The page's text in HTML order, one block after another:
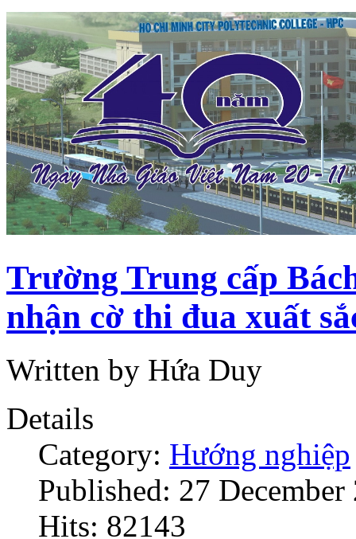
Trường Trung cấp
nhận cờ thi đua xuất
Written by Hứa Duy
Details
Category: Hướng nghiệp
Published: 27 December
Hits: 82143